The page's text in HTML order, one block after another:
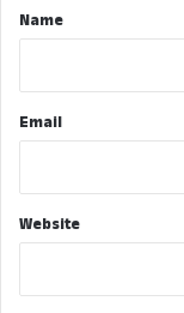
*Name
Email
Website